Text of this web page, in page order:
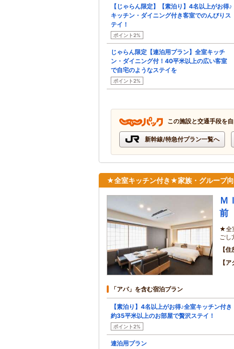
【じゃらん限定】【素泊り】4名以上がお得♪
キッチン・ダイニング付き客室でのんびりス
テイ！
ポイント2%
じゃらん限定【連泊用プラン】全室キッチ
ン・ダイニング付！40平米以上の広い客室
で自宅のようなステイを
ポイント2%
この施設と交通手段を
新幹線/特急付プラン一覧へ
★全室キッチン付き★家族・グループ
Ｍ
前
★全
ごし
住
ア
「アパ」を含む宿泊プラン
【素泊り】4名以上がお得♪全室キッチン付き
約35平米以上のお部屋で贅沢ステイ！
ポイント2%
連泊用プラン